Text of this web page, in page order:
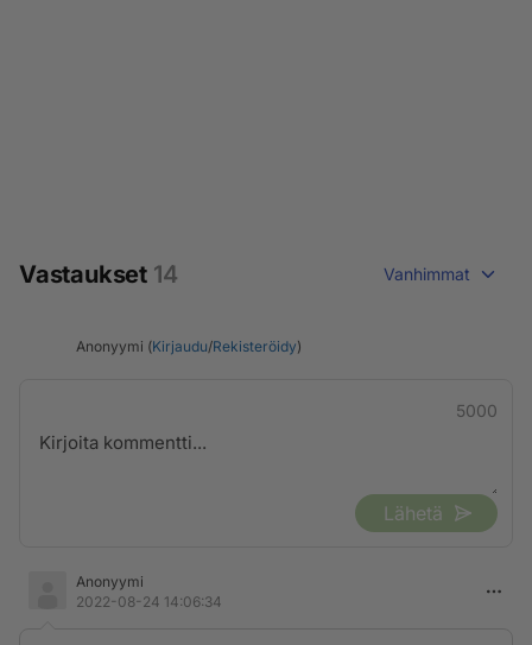
Vastaukset 14 Vanhimmat
Anonyymi (Kirjaudu/Rekisteröidy)
5000
Lähetä
Anonyymi
2022-08-24 14:06:34